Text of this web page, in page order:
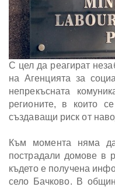
С цел да реагират
на Агенцията за
непрекъсната
регионите, в които
създаващи риск от
Към момента няма
пострадали домове в
където е получена
село Бачково. В